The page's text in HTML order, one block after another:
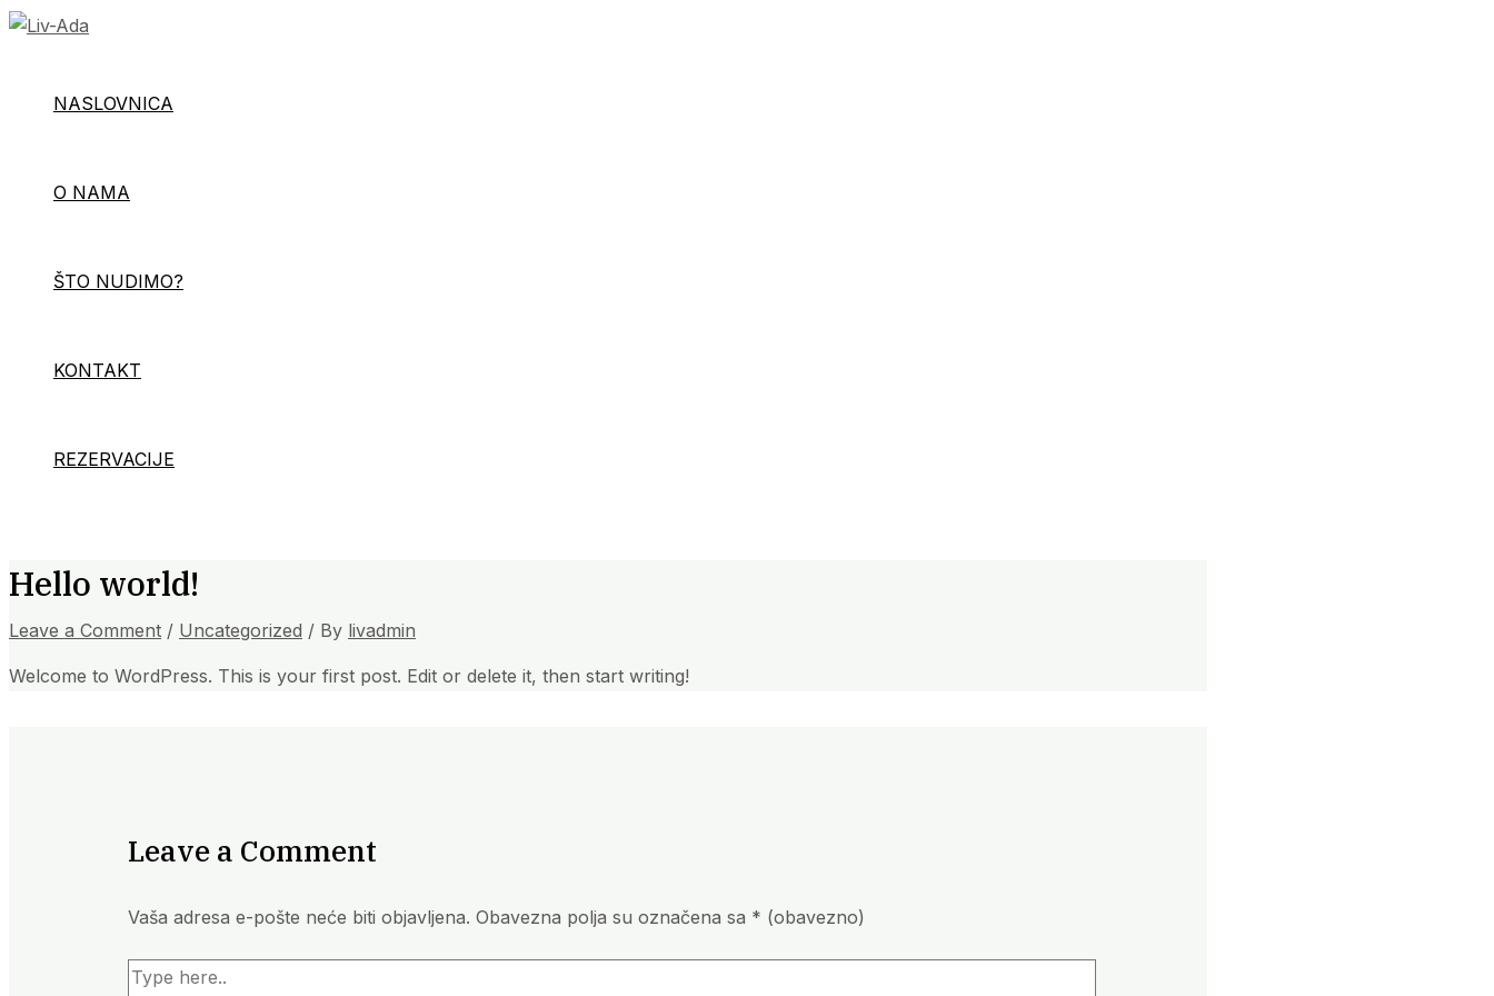
Skip
NASLOVNICA
O NAMA
ŠTO NUDIMO?
KONTAKT
REZERVACIJE
Hello world!
Leave a Comment / Uncategorized / By livadmin
Welcome to WordPress. This is your first post. Edit or delete it, then start writing!
Leave a Comment
Vaša adresa e-pošte neće biti objavljena. Obavezna polja su označena sa * (obavezno)